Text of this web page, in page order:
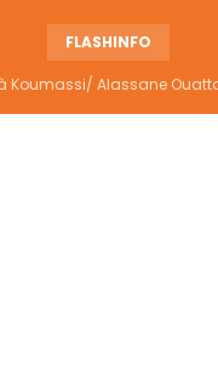
FLASHINFO